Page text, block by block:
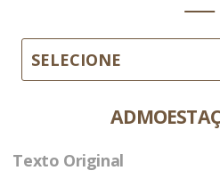
SELECIONE
Texto Original